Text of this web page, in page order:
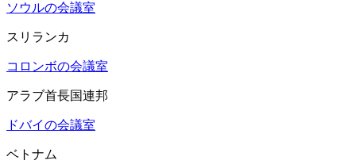
ソウルの会議室
スリランカ
コロンボの会議室
アラブ首長国連邦
ドバイの会議室
ベトナム